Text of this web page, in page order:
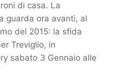
di casa. La
guarda ora avanti, al
del 2015: la sfida
Treviglio, in
sabato 3 Gennaio alle